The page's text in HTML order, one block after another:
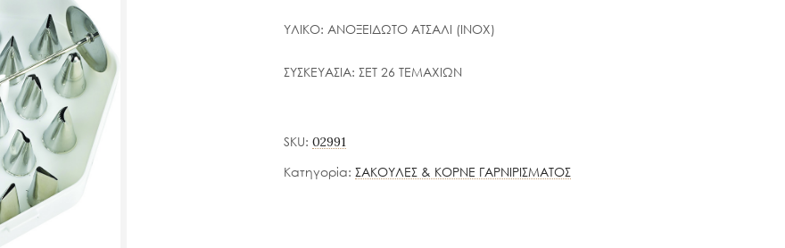
ΥΛΙΚΟ: ΑΝΟΞΕΙΔΩΤΟ ΑΤΣΑΛΙ (INOX)
ΣΥΣΚΕΥΑΣΙΑ: ΣΕΤ 26 ΤΕΜΑΧΙΩΝ
SKU: 02991
Κατηγορία: ΣΑΚΟΥΛΕΣ & ΚΟΡΝΕ ΓΑΡΝΙΡΙΣΜΑΤΟΣ